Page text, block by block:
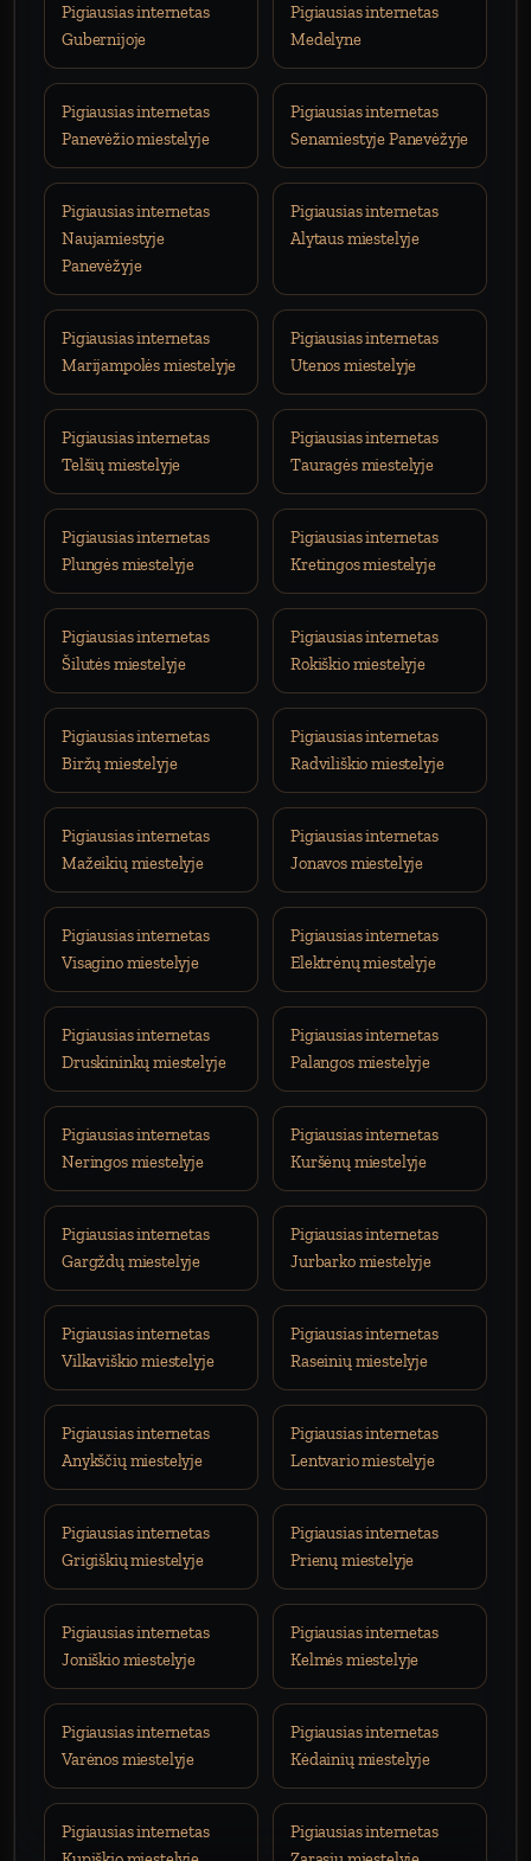
Pigiausias internetas
Gubernijoje
Pigiausias internetas
Medelyne
Pigiausias internetas
Panevėžio miestelyje
Pigiausias internetas
Senamiestyje Panevėžyje
Pigiausias internetas
Naujamiestyje
Panevėžyje
Pigiausias internetas
Alytaus miestelyje
Pigiausias internetas
Marijampolės miestelyje
Pigiausias internetas
Utenos miestelyje
Pigiausias internetas
Telšių miestelyje
Pigiausias internetas
Tauragės miestelyje
Pigiausias internetas
Plungės miestelyje
Pigiausias internetas
Kretingos miestelyje
Pigiausias internetas
Šilutės miestelyje
Pigiausias internetas
Rokiškio miestelyje
Pigiausias internetas
Biržų miestelyje
Pigiausias internetas
Radviliškio miestelyje
Pigiausias internetas
Mažeikių miestelyje
Pigiausias internetas
Jonavos miestelyje
Pigiausias internetas
Visagino miestelyje
Pigiausias internetas
Elektrėnų miestelyje
Pigiausias internetas
Druskininkų miestelyje
Pigiausias internetas
Palangos miestelyje
Pigiausias internetas
Neringos miestelyje
Pigiausias internetas
Kuršėnų miestelyje
Pigiausias internetas
Gargždų miestelyje
Pigiausias internetas
Jurbarko miestelyje
Pigiausias internetas
Vilkaviškio miestelyje
Pigiausias internetas
Raseinių miestelyje
Pigiausias internetas
Anykščių miestelyje
Pigiausias internetas
Lentvario miestelyje
Pigiausias internetas
Grigiškių miestelyje
Pigiausias internetas
Prienų miestelyje
Pigiausias internetas
Joniškio miestelyje
Pigiausias internetas
Kelmės miestelyje
Pigiausias internetas
Varėnos miestelyje
Pigiausias internetas
Kėdainių miestelyje
Pigiausias internetas
Pigiausias internetas